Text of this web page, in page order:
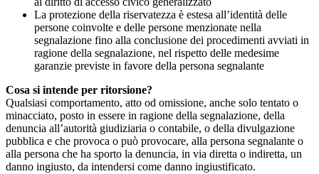
La protezione della riservatezza è estesa all’identità delle
persone coinvolte e delle persone menzionate nella
segnalazione fino alla conclusione dei procedimenti avviati in
ragione della segnalazione, nel rispetto delle medesime
garanzie previste in favore della persona segnalante
Cosa si intende per ritorsione?
Qualsiasi comportamento, atto od omissione, anche solo tentato o
minacciato, posto in essere in ragione della segnalazione, della
denuncia all’autorità giudiziaria o contabile, o della divulgazione
pubblica e che provoca o può provocare, alla persona segnalante o
alla persona che ha sporto la denuncia, in via diretta o indiretta, un
danno ingiusto, da intendersi come danno ingiustificato.